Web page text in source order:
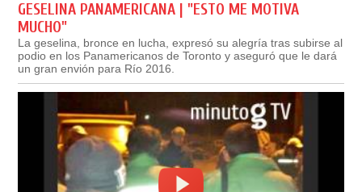
GESELINA PANAMERICANA | "ESTO ME MOTIVA
MUCHO"
La geselina, bronce en lucha, expresó su alegría tras subirse al
podio en los Panamericanos de Toronto y aseguró que le dará
un gran envión para Río 2016.